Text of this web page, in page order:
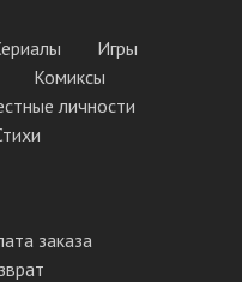
Игры
Комиксы
личности
заказа